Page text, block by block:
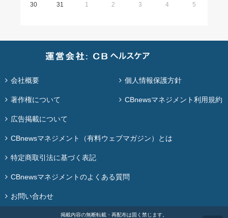
30 31 1 2 3 4 5
会社概要 個人情報保護方針
著作権について CBnewsマネジメント利用規約
広告掲載について
CBnewsマネジメント（有料ウェブマガジン）とは
特定商取引法に基づく表記
CBnewsマネジメントのよくある質問
お問い合わせ
掲載内容の無断転載・再配布は固く禁じます。